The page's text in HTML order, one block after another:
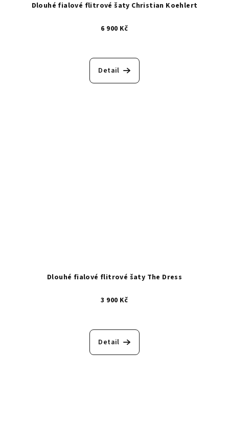
Dlouhé fialové flitrové šaty Christian Koehlert
6 900 Kč
Detail
Dlouhé fialové flitrové šaty The Dress
3 900 Kč
Detail